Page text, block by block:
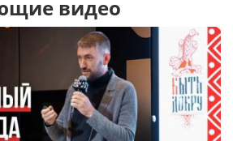
видео